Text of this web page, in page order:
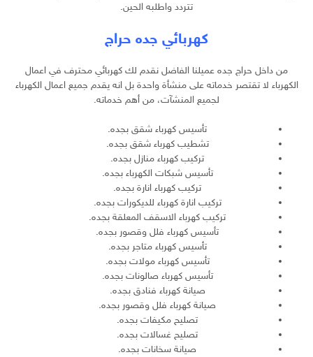
تتردد واطلبه الحين.
كهربائي جده حراج
من داخل حراج جده عميلنا الفاضل نقدم لك كهربائي محترف في اعمال
الكهرباء لا تقتصر خدماته على منشأة واحدة بل انه يقدم جميع اعمال الكهرباء
لجميع المنشآت، من أهم خدماته.
تأسيس كهرباء شقق بجده.
تشطيب كهرباء شقق بجده.
تركيب كهرباء منازل بجده.
تأسيس شبكات الكهرباء بجده.
تركيب كهرباء انارة بجده.
تركيب انارة كهرباء للديكورات بجده.
تركيب كهرباء الاسقف المعلقة بجده.
تأسيس كهرباء فلل وقصور بجده.
تأسيس كهرباء متاجر بجده.
تأسيس كهرباء مولات بجده.
تأسيس كهرباء صالونات بجده.
صيانة كهرباء فنادق بجده.
صيانة كهرباء فلل وقصور بجده.
تصليح مكيفات بجده.
تصليح غسالات بجده.
صيانة سخانات بجده.